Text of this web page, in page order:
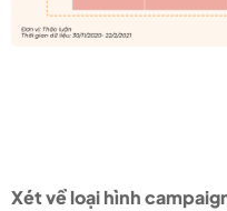
Xét về loại hình